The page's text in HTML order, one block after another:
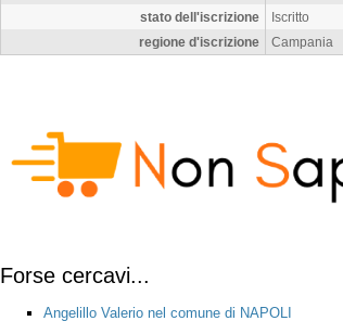
stato dell'iscrizione
Iscritto
regione d'iscrizione
Campania
Forse cercavi...
Angelillo Valerio nel comune di NAPOLI